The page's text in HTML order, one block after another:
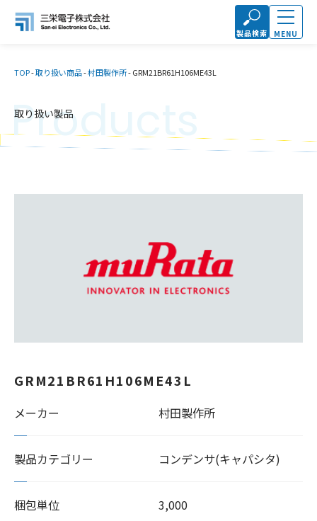
製品検索 MENU
TOP-取り扱い商品-村田製作所-GRM21BR61H106ME43L
取り扱い製品
Products
GRM21BR61H106ME43L
メーカー 村田製作所
製品カテゴリー コンデンサ(キャパシタ)
梱包単位 3,000